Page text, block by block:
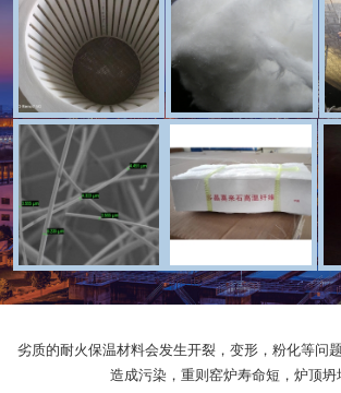
劣质的耐火保温材料会发生开裂，变形，粉化等问
造成污染，重则窑炉寿命短，炉顶坍